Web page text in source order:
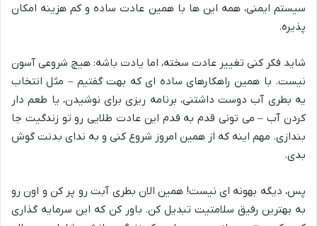
سیستم ایمنی، همه این ها با همین عادت ساده و کم هزینه امکان
پذیره.
شاید فکر کنی تغییر عادت سخته، اما یادت باشه: هیچ شروعی آسون
نیست. با همین راهکارهای ساده ای که بهت گفتیم – مثل انتخاب
یه بطری آب دوست داشتنی، برنامه ریزی برای نوشیدن، یا طعم دار
کردن آب – می تونی قدم به قدم این عادت طلایی رو تو زندگیت جا
بندازی. مهم اینه که از همین امروز شروع کنی و به ندای بدنت گوش
بدی.
پس، دیگه بهونه ای نیست! همین الان بطری آبت رو پر کن و اون رو
به بهترین رفیق سلامتیت تبدیل کن. باور کن که این سرمایه گذاری